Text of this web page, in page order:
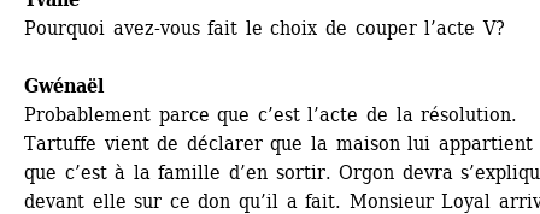
Pourquoi avez-vous fait le choix de couper l’acte V?
Gwénaël
Probablement parce que c’est l’acte de la résolution.
Tartuffe vient de déclarer que la maison lui appartient
que c’est à la famille d’en sortir. Orgon devra
devant elle sur ce don qu’il a fait. Monsieur Loyal